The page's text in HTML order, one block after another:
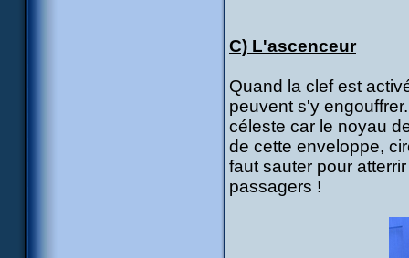
C) L'ascenceur
Quand la clef est
peuvent s'y
céleste car le noyau
de cette enveloppe,
faut sauter pour
passagers !